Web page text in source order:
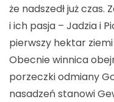
że nadszedł już
i ich pasja – Jadzia i
pierwszy hektar
Obecnie winnica
porzeczki odmiany
nasadzeń stanowi